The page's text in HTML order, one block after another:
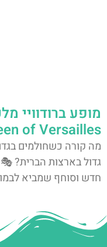
of Versailles)
מה קורה כשחולמים
גדול בארצות הברית?
חדש וסוחף שמביא